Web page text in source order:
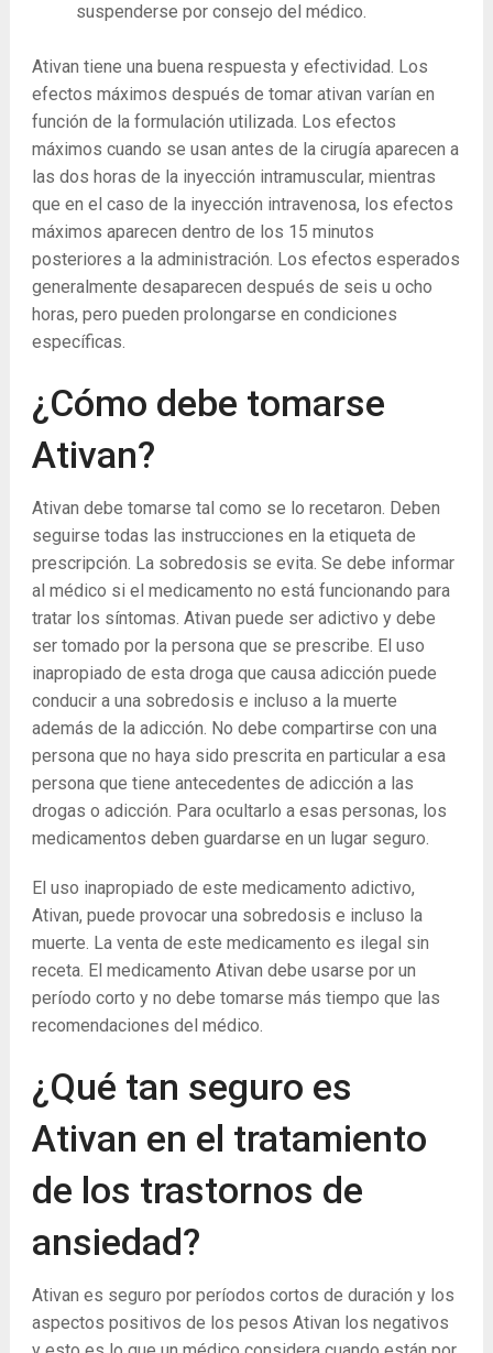
suspenderse por consejo del médico.
Ativan tiene una buena respuesta y efectividad. Los
efectos máximos después de tomar ativan varían en
función de la formulación utilizada. Los efectos
máximos cuando se usan antes de la cirugía aparecen a
las dos horas de la inyección intramuscular, mientras
que en el caso de la inyección intravenosa, los efectos
máximos aparecen dentro de los 15 minutos
posteriores a la administración. Los efectos esperados
generalmente desaparecen después de seis u ocho
horas, pero pueden prolongarse en condiciones
específicas.
¿Cómo debe tomarse
Ativan?
Ativan debe tomarse tal como se lo recetaron. Deben
seguirse todas las instrucciones en la etiqueta de
prescripción. La sobredosis se evita. Se debe informar
al médico si el medicamento no está funcionando para
tratar los síntomas. Ativan puede ser adictivo y debe
ser tomado por la persona que se prescribe. El uso
inapropiado de esta droga que causa adicción puede
conducir a una sobredosis e incluso a la muerte
además de la adicción. No debe compartirse con una
persona que no haya sido prescrita en particular a esa
persona que tiene antecedentes de adicción a las
drogas o adicción. Para ocultarlo a esas personas, los
medicamentos deben guardarse en un lugar seguro.
El uso inapropiado de este medicamento adictivo,
Ativan, puede provocar una sobredosis e incluso la
muerte. La venta de este medicamento es ilegal sin
receta. El medicamento Ativan debe usarse por un
período corto y no debe tomarse más tiempo que las
recomendaciones del médico.
¿Qué tan seguro es
Ativan en el tratamiento
de los trastornos de
ansiedad?
Ativan es seguro por períodos cortos de duración y los
aspectos positivos de los pesos Ativan los negativos